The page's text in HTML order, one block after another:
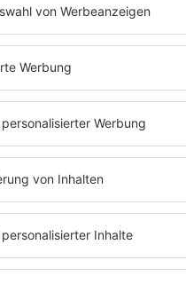
außerhalb der normalen
zudem Notfallsprechstunden
werden hier ohne
Probleme
Notdienste zur
und Dringlichkeit der
und den Öffnungszeiten